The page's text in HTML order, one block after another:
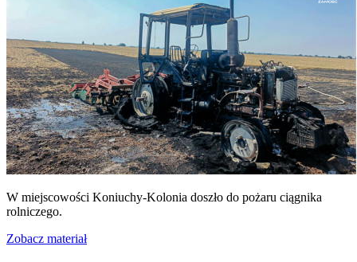
W miejscowości Koniuchy-Kolonia doszło do pożaru ciągnika
rolniczego.
Zobacz materiał